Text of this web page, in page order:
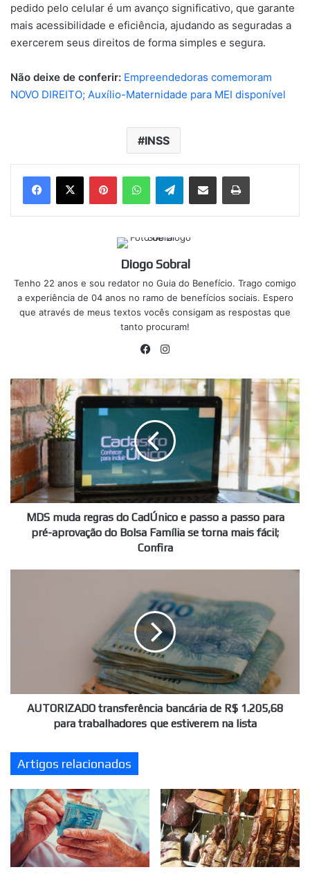
pedido pelo celular é um avanço significativo, que garante
mais acessibilidade e eficiência, ajudando as seguradas a
exercerem seus direitos de forma simples e segura.
Não deixe de conferir: Empreendedoras comemoram
NOVO DIREITO; Auxílio-Maternidade para MEI disponível
INSS
PinterestWhatsAppTelegramCompartilhar via e-mail Imprimir
Diogo Sobral
Tenho 22 anos e sou redator no Guia do Benefício. Trago comigo
a experiência de 04 anos no ramo de benefícios sociais. Espero
que através de meus textos vocês consigam as respostas que
tanto procuram!
Facebook
MDS
muda
regras
do
CadÚnico
e
passo
a
passo
paraMDS muda regras do CadÚnico e passo a passo para
pré-aprovação do Bolsa Família se torna mais fácil;
Confira
que
estiverem
AUTORIZADO transferência bancária de R$ 1.205,68
para trabalhadores que estiverem na lista
Artigos relacionados